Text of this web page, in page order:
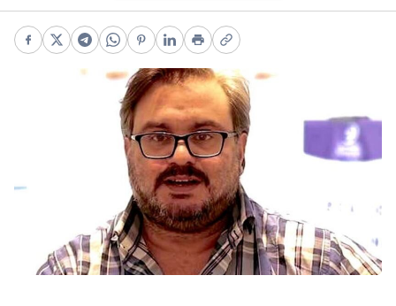
Facebook
X Telegram
WhatsApp
Pinterest
LinkedIn
PrintCopy link